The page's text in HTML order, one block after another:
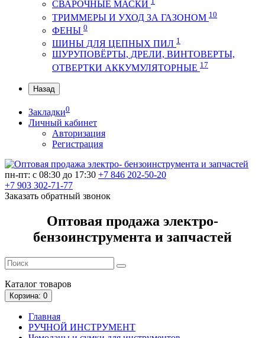
СВАРОЧНЫЕ МАСКИ
ТРИММЕРЫ И УХОД ЗА ГАЗОНОМ 10
ФЕНЫ 0
ШИНЫ ДЛЯ ЦЕПНЫХ ПИЛ 1
ШУРУПОВЁРТЫ, ДРЕЛИ, ВИНТОВЕРТЫ,
ОТВЕРТКИ АККУМУЛЯТОРНЫЕ 17
Назад
Закладки0
Личный кабинет
Авторизация
Регистрация
пн-пт: c 08:30 до 17:30 +7 846 202-50-20
+7 903 302-71-77
Заказать обратный звонок
Оптовая продажа электро-
бензоинструмента и запчастей
Каталог товаров
Корзина: 0
Главная
РУЧНОЙ ИНСТРУМЕНТ